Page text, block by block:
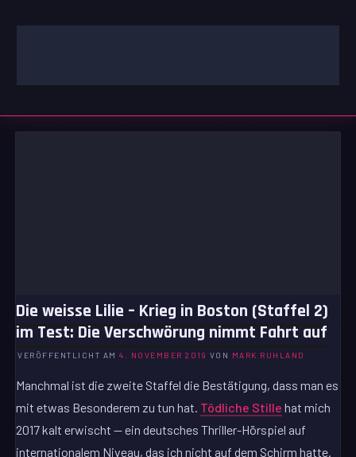
Inhalt
Die weisse Lilie – Krieg in Boston (Staffel 2)
im Test: Die Verschwörung nimmt Fahrt auf
VERÖFFENTLICHT AM4. NOVEMBER 2019 VON MARK RUHLAND
Manchmal ist die zweite Staffel die Bestätigung, dass man es
mit etwas Besonderem zu tun hat. Tödliche Stille hat mich
2017 kalt erwischt — ein deutsches Thriller-Hörspiel auf
internationalem Niveau, das ich nicht auf dem Schirm hatte.